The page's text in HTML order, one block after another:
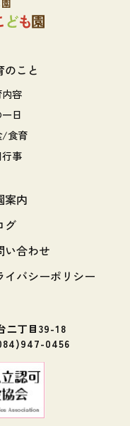
二丁目39-18
0456
のこと
容
日
/食育
事
案内
グ
い合わせ
イバシーポリシー